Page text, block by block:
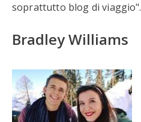
soprattutto blog di viaggio".
Bradley Williams